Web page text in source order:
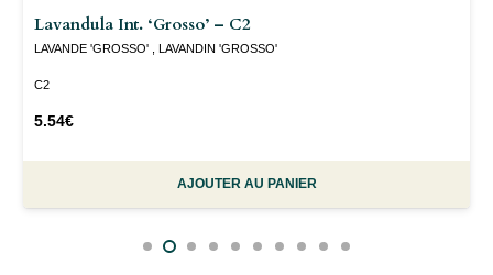
Lavandula Int. ‘Grosso’ – C2
LAVANDE 'GROSSO' , LAVANDIN 'GROSSO'
C2
5.54€
AJOUTER AU PANIER